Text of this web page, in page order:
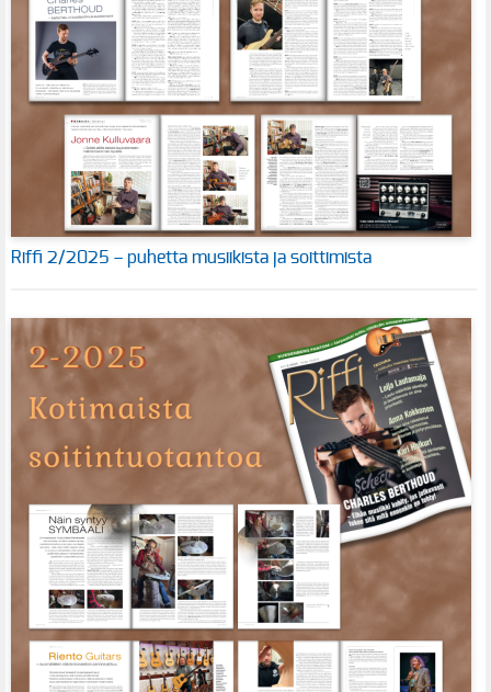
Riffi 2/2025 – puhetta musiikista ja soittimista